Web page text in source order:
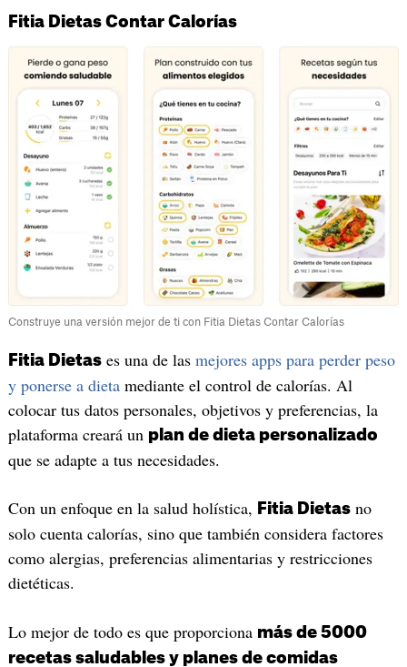
Fitia Dietas Contar Calorías
Construye una versión mejor de ti con Fitia Dietas Contar Calorías
Fitia Dietases una de las mejores apps para perder peso
y ponerse a dietamediante el control de calorías. Al
colocar tus datos personales, objetivos y preferencias, la
plataforma creará un plan de dieta personalizado
que se adapte a tus necesidades.
Con un enfoque en la salud holística, Fitia Dietasno
solo cuenta calorías, sino que también considera factores
como alergias, preferencias alimentarias y restricciones
dietéticas.
Lo mejor de todo es que proporciona más de 5000
recetas saludables y planes de comidas